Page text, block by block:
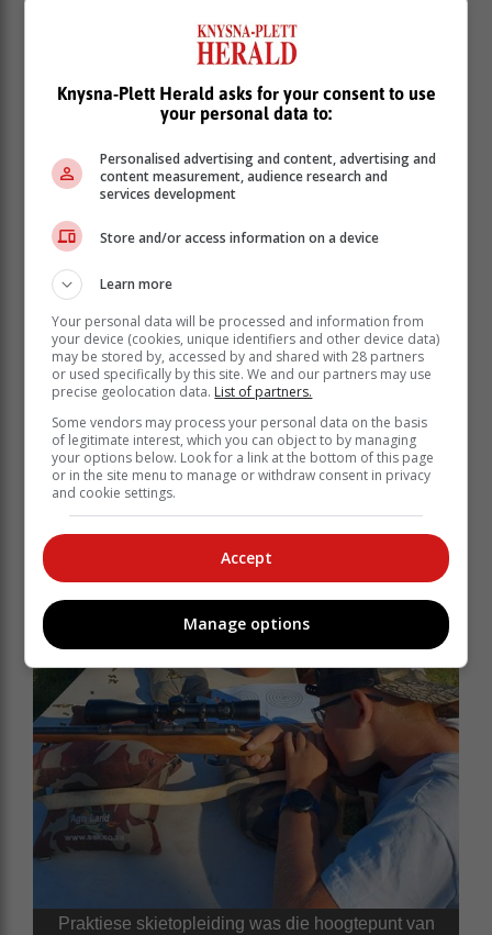
Hulle moes dink, planne maak en self oplossings vind
vir probleme en sonder dat hulle eers daarvan bewus
was, was hulle besig met leierskapontwikkeling,
verantwoordelike optrede tydens noodsituasies, die
belangrikheid van groepwerk en
kommunikasievaardighede.
Praktiese skietopleiding was die hoogtepunt van
Knysna-Plett Herald asks for your consent to use
your personal data to:
Personalised advertising and content, advertising and
content measurement, audience research and
services development
Store and/or access information on a device
Learn more
Your personal data will be processed and information from
your device (cookies, unique identifiers and other device data)
may be stored by, accessed by and shared with 28 partners
or used specifically by this site. We and our partners may use
precise geolocation data. List of partners.
Some vendors may process your personal data on the basis
of legitimate interest, which you can object to by managing
your options below. Look for a link at the bottom of this page
or in the site menu to manage or withdraw consent in privacy
and cookie settings.
Accept
Manage options